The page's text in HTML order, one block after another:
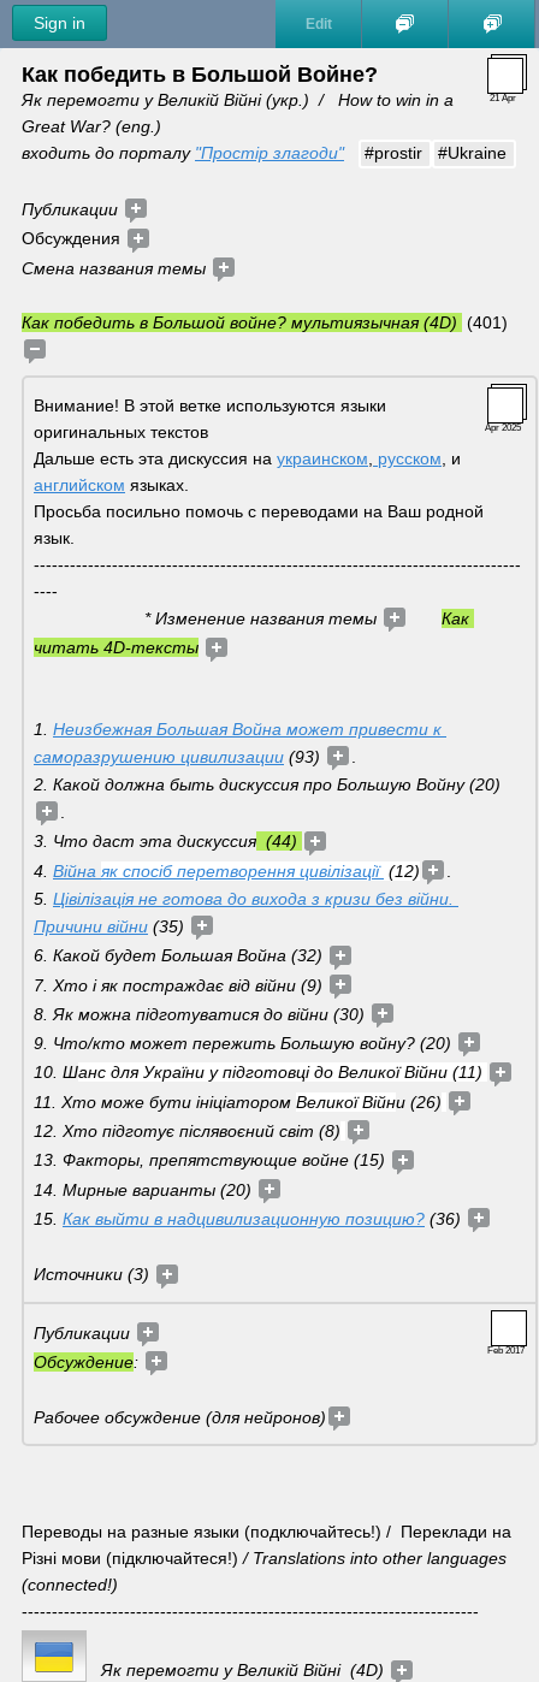
Sign in Edit
21 Apr
Как победить в Большой Войне?
Як перемогти у Великій Війні (укр.)  /   How to win in a
Great War? (eng.)
входить до порталу "Простір злагоди" #prostir #Ukraine
Публикации
Обсуждения
Смена названия темы
Как победить в Большой войне? мультиязычная (4D) (401)
Apr 2025
Внимание! В этой ветке используются языки
оригинальных текстов
Дальше есть эта дискуссия на украинском русском
английском языках.
Просьба посильно помочь с переводами на Ваш родной
язык.
---------------------------------------------------------------------------------
----
                       * Изменение названия темы
Как
читать 4D-тексты
1. Неизбежная Большая Война может привести к
саморазрушению цивилизации (93)
2. Какой должна быть дискуссия про Большую Войну (20)
3. Что даст эта дискуссия
  (44)
4. Війна як спосіб перетворення цивілізації (12)
5. Цівілізація не готова до вихода з кризи без війни.
Причини війни (35)
6. Какой будет Большая Война (32)
7. Хто і як постраждає від війни (9)
8. Як можна підготуватися до війни (30)
9. Что/кто может пережить Большую войну? (20)
10. Шанс для України у підготовці до Великої Війни (11)
11. Хто може бути ініціатором Великої Війни (26)
12. Хто підготує післявоєний світ (8)
13. Факторы, препятствующие войне (15)
14. Мирные варианты (20)
15. Как выйти в надцивилизационную позицию? (36)
Источники (3)
Feb 2017
Публикации
Обсуждение:
Рабочее обсуждение (для нейронов)
Переводы на разные языки (подключайтесь!) /  Переклади на
Різні мови (підключайтеся!) / Translations into other languages
(connected!)
----------------------------------------------------------------------------
Як перемогти у Великій Війні  (4D)